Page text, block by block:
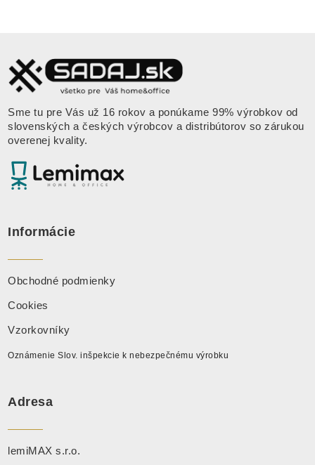
Sme tu pre Vás už 16 rokov a ponúkame 99% výrobkov od
slovenských a českých výrobcov a distribútorov so zárukou
overenej kvality.
Informácie
Obchodné podmienky
Cookies
Vzorkovníky
Oznámenie Slov. inšpekcie k nebezpečnému výrobku
Adresa
lemiMAX s.r.o.